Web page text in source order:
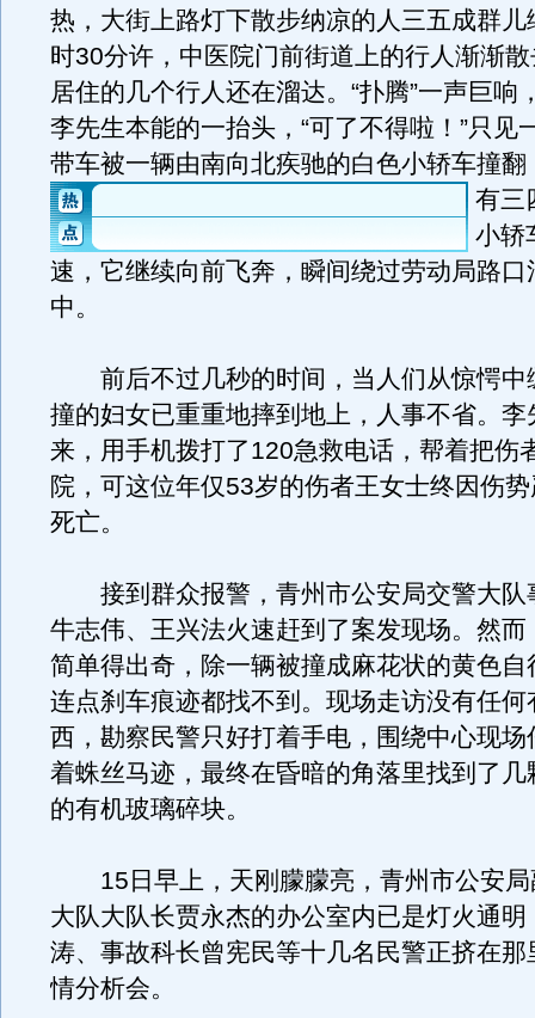
热，大街上路灯下散步纳凉的人三五成群
时30分许，中医院门前街道上的行人渐渐
居住的几个行人还在溜达。“扑腾”一声巨响
李先生本能的一抬头，“可了不得啦！”只见
带车被一辆由南向北疾驰的白色小轿车撞翻
有三
小轿
速，它继续向前飞奔，瞬间绕过劳动局路口
中。
前后不过几秒的时间，当人们从惊愕中
撞的妇女已重重地摔到地上，人事不省。李
来，用手机拨打了120急救电话，帮着把伤
院，可这位年仅53岁的伤者王女士终因伤
死亡。
接到群众报警，青州市公安局交警大队
牛志伟、王兴法火速赶到了案发现场。然而
简单得出奇，除一辆被撞成麻花状的黄色自
连点刹车痕迹都找不到。现场走访没有任何
西，勘察民警只好打着手电，围绕中心现场
着蛛丝马迹，最终在昏暗的角落里找到了几
的有机玻璃碎块。
15日早上，天刚朦朦亮，青州市公安局
大队大队长贾永杰的办公室内已是灯火通明
涛、事故科长曾宪民等十几名民警正挤在那
情分析会。